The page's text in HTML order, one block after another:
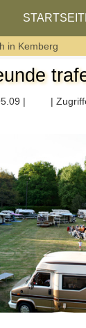
in Kemberg
| |